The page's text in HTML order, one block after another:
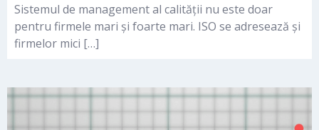
Sistemul de management al calității nu este doar
pentru firmele mari și foarte mari. ISO se adresează și
firmelor mici […]